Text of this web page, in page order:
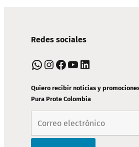
Navegación
de
página
Redes sociales
WhatsApp Instagram Facebook YouTube LinkedIn
Quiero recibir noticias y
Pura Prote Colombia